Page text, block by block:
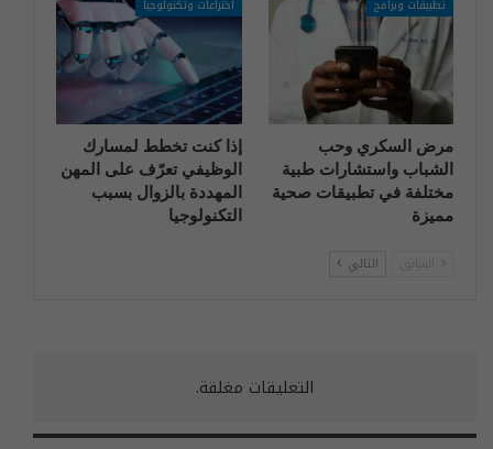
تطبيقات وبرامج
مرض السكري وحب
الشباب واستشارات طبية
مختلفة في تطبيقات صحية
مميزة
اختراعات وتكنولوجيا
إذا كنت تخطط لمسارك
الوظيفي تعرّف على المهن
المهددة بالزوال بسبب
التكنولوجيا
التالي
التعليقات مغلقة.